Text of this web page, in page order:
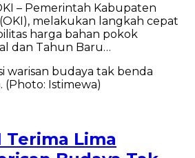
– Pemerintah Kabupaten
melakukan langkah cepat
harga bahan pokok
dan Tahun Baru…
Terima Lima